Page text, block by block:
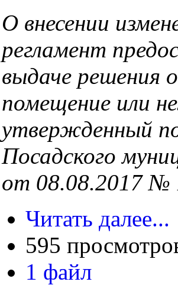
О внесении
регламент
выдаче решения
помещение или
утвержденный
Посадского
от 08.08.2017 №
Читать далее...
595
1 файл